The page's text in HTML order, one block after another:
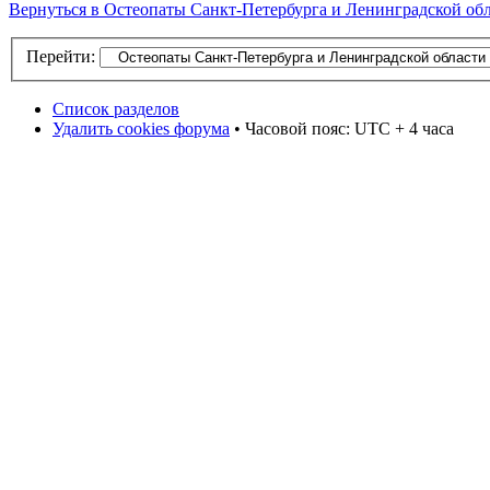
Вернуться в Остеопаты Санкт-Петербурга и Ленинградской
Перейти:
Список разделов
Удалить cookies форума • Часовой пояс: UTC + 4 часа